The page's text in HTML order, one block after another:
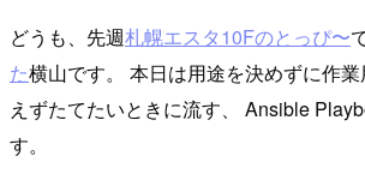
どうも、先週札幌エスタ10Fのとっぴ〜
た横山です。 本日は用途を決めずに作
えずたてたいときに流す、 Ansible
す。